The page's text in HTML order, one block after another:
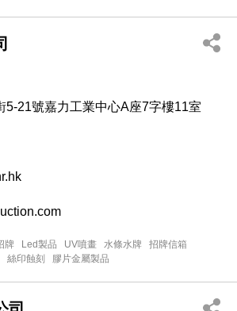
5-21號嘉力工業中心A座7字樓11室
牌 Led製品 UV噴畫 水條水牌
招牌信箱
絲印蝕刻 膠片金屬製品